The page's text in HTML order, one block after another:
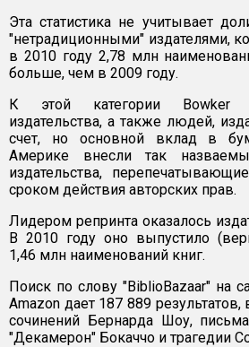
Эта статистика не учитывает
"нетрадиционными" издателями,
в 2010 году 2,78 млн
больше, чем в 2009 году.
К этой категории Bowker
издательства, а также людей,
счет, но основной вклад в
Америке внесли так
издательства,
сроком действия авторских прав.
Лидером репринта оказалось
В 2010 году оно выпустило
1,46 млн наименований книг.
Поиск по слову "BiblioBazaar" на
Amazon дает 187 889
сочинений Бернарда Шоу,
"Декамерон" Бокаччо и трагедии